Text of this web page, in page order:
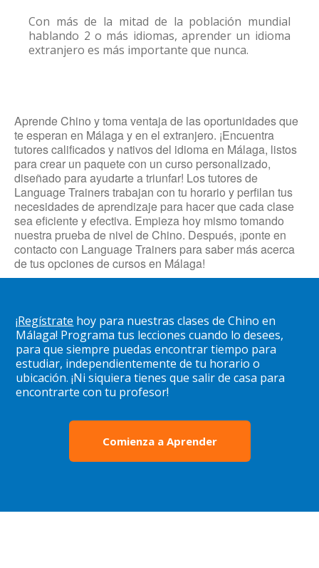
Con más de la mitad de la población mundial
hablando 2 o más idiomas, aprender un idioma
extranjero es más importante que nunca.
Aprende Chino y toma ventaja de las oportunidades que
te esperan en Málaga y en el extranjero. ¡Encuentra
tutores calificados y nativos del idioma en Málaga, listos
para crear un paquete con un curso personalizado,
diseñado para ayudarte a triunfar! Los tutores de
Language Trainers trabajan con tu horario y perfilan tus
necesidades de aprendizaje para hacer que cada clase
sea eficiente y efectiva. Empieza hoy mismo tomando
nuestra prueba de nivel de Chino. Después, ¡ponte en
contacto con Language Trainers para saber más acerca
de tus opciones de cursos en Málaga!
¡Regístrate hoy para nuestras clases de Chino en
Málaga! Programa tus lecciones cuando lo desees,
para que siempre puedas encontrar tiempo para
estudiar, independientemente de tu horario o
ubicación. ¡Ni siquiera tienes que salir de casa para
encontrarte con tu profesor!
Comienza a Aprender